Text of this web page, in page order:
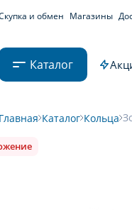
и обмен Магазины
Каталог
Главная Каталог Кольца